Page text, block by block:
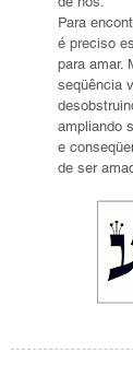
Para
é preciso
para amar.
seqüência
ampliando
e
de ser